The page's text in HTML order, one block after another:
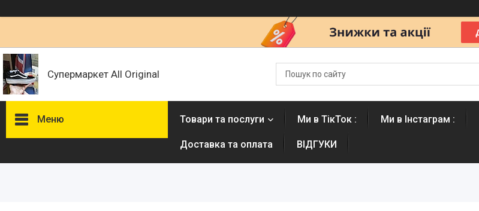
Супермаркет All Original
Меню Товари та послуги Ми в ТікТок : Ми в Інстаграм :
Доставка та оплата ВІДГУКИ